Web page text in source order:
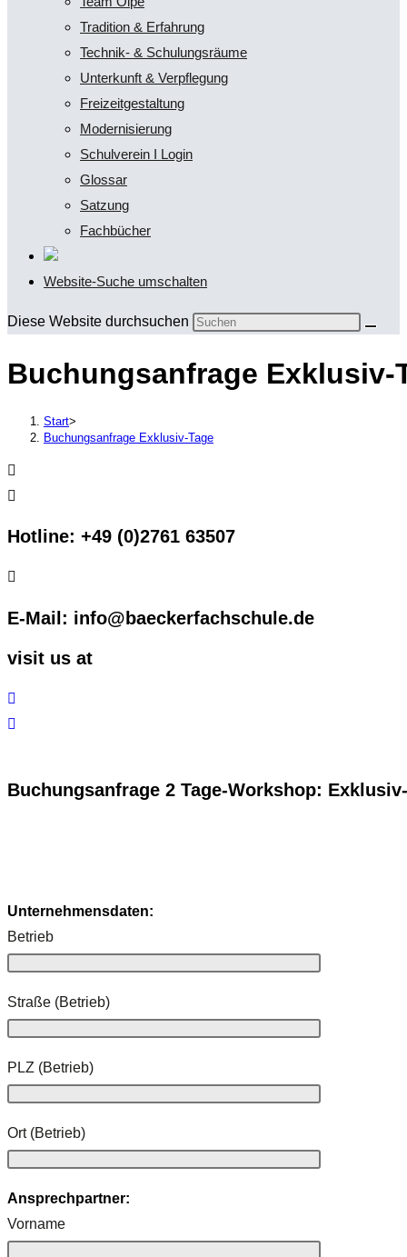
Tradition & Erfahrung
Technik- & Schulungsräume
Unterkunft & Verpflegung
Freizeitgestaltung
Modernisierung
Schulverein I Login
Glossar
Satzung
Fachbücher
Website-Suche umschalten
Diese Website durchsuchen
Buchungsanfrage Exklusiv-
Start>
Buchungsanfrage Exklusiv-Tage
Hotline: +49 (0)2761 63507
E-Mail: info@baeckerfachschule.de
visit us at
Buchungsanfrage 2 Tage-Workshop:
Unternehmensdaten:
Betrieb
Straße (Betrieb)
PLZ (Betrieb)
Ort (Betrieb)
Ansprechpartner:
Vorname